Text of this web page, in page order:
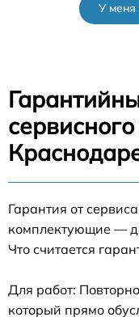
У меня
Гарантия от
комплектующие —
Что считается
Для работ:
который прямо